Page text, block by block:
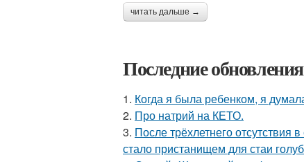
читать дальше →
Последние
1. Когда я была ребенком, я
2. Про натрий на КЕТО.
3. После трёхлетнего отсутствия
стало пристанищем для стаи